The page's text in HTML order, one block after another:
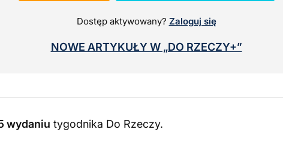
Dostęp aktywowany? Zaloguj się
NOWE ARTYKUŁY W „DO RZECZY+”
wydaniu tygodnika Do Rzeczy.